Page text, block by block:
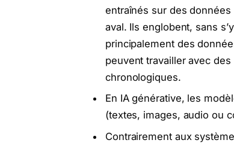
entraînés sur des données
aval. Ils englobent, sans
principalement des
peuvent travailler avec
chronologiques.
En IA générative, les
(textes, images, audio ou
Contrairement aux